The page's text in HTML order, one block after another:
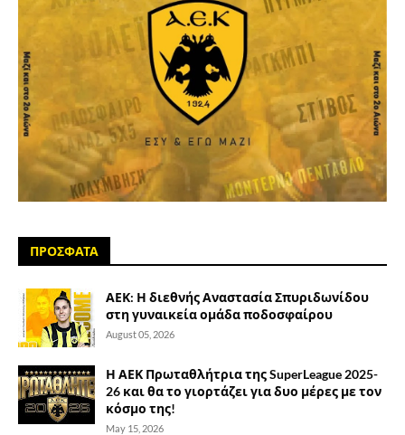
ΠΡΟΣΦΑΤΑ
ΑΕΚ: Η διεθνής Αναστασία Σπυριδωνίδου
στη γυναικεία ομάδα ποδοσφαίρου
August 05, 2026
Η ΑΕΚ Πρωταθλήτρια της SuperLeague 2025-
26 και θα το γιορτάζει για δυο μέρες με τον
κόσμο της!
May 15, 2026